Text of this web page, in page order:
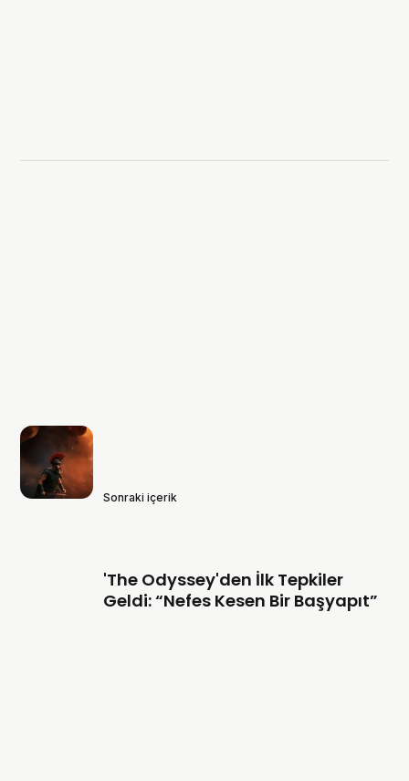
Sonraki içerik
'The Odyssey'den İlk Tepkiler
Geldi: “Nefes Kesen Bir Başyapıt”